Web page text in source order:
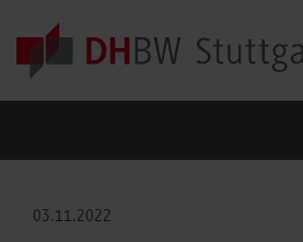
Skip to main content
03.11.2022